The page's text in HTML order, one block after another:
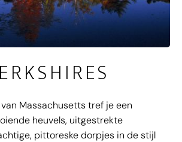
Massachusetts tref je een
heuvels, uitgestrekte
pittoreske dorpjes in de stijl